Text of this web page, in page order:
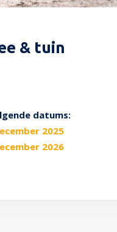
& tuin
datums:
2025
2026